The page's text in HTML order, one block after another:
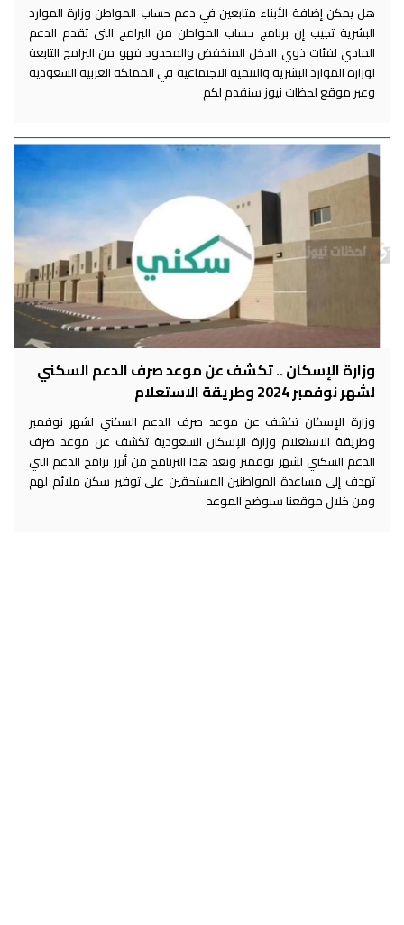
هل يمكن إضافة الأبناء متابعين في دعم حساب المواطن وزارة الموارد
البشرية تجيب إن برنامج حساب المواطن من البرامج التي تقدم الدعم
المادي لفئات ذوي الدخل المنخفض والمحدود فهو من البرامج التابعة
لوزارة الموارد البشرية والتنمية الاجتماعية في المملكة العربية السعودية
وعبر موقع لحظات نيوز سنقدم لكم
وزارة الإسكان .. تكشف عن موعد صرف الدعم السكني
لشهر نوفمبر 2024 وطريقة الاستعلام
وزارة الإسكان تكشف عن موعد صرف الدعم السكني لشهر نوفمبر
وطريقة الاستعلام وزارة الإسكان السعودية تكشف عن موعد صرف
الدعم السكني لشهر نوفمبر ويعد هذا البرنامج من أبرز برامج الدعم التي
تهدف إلى مساعدة المواطنين المستحقين على توفير سكن ملائم لهم
ومن خلال موقعنا سنوضح الموعد